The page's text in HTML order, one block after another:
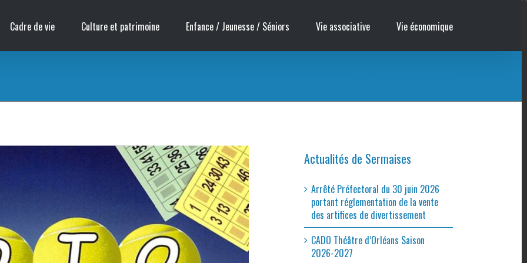
Cadre de vie Culture et patrimoine Enfance / Jeunesse / Séniors Vie associative Vie économique
Actualités de Sermaises
Arrêté Préfectoral du 30 juin 2026
portant réglementation de la vente
des artifices de divertissement
CADO Théâtre d’Orléans Saison
2026-2027